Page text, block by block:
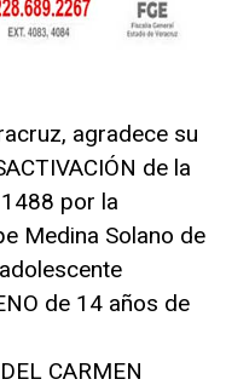
agradece su
de la
1488 por la
Medina Solano de
de 14 años de
CARMEN